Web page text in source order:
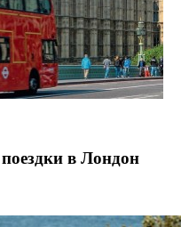
в Лондон